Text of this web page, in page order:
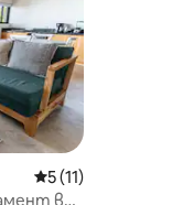
Средна оценка:
5 (11)
в